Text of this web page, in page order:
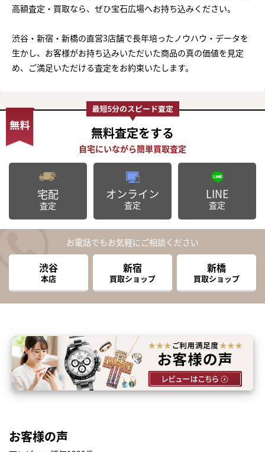
高額査定・買取なら、ぜひ宝石広場へお持ち込みください。
渋谷・新宿・新橋の直営3店舗で長年培ったノウハウ・データを
生かし、お客様がお持ち込みいただいた商品の真の価値を見定
め、ご満足いただける査定をお約束いたします。
無料査定をする
宅配
査定
オンライン
査定
LINE
査定
お電話でもお気軽にご相談ください
渋谷
本店
新宿
買取ショップ
新橋
買取ショップ
お客様の声